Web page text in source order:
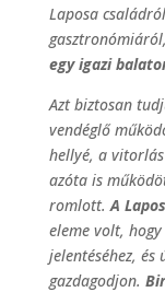
Laposa
egy igazi
Azt biztosan
vendéglő
hellyé, a
azóta is
romlott.A
eleme volt,
jelentéséhez,
gazdagodjon.